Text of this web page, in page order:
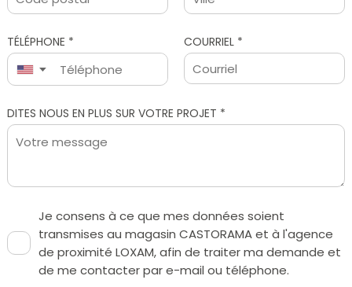
TÉLÉPHONE *
▼
COURRIEL *
Je consens à ce que mes données soient
transmises au magasin CASTORAMA et à l'agence
de proximité LOXAM, afin de traiter ma demande et
de me contacter par e-mail ou téléphone.